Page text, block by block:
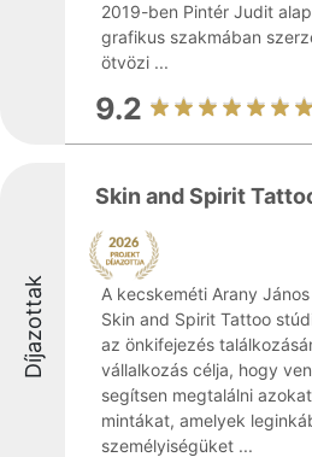
2019-ben Pintér Judit
grafikus szakmában
ötvözi ...
9.2
Díjazottak
Skin and Spirit
A kecskeméti Arany
Skin and Spirit Tattoo
az önkifejezés
vállalkozás célja, hogy
segítsen megtalálni
mintákat, amelyek
személyiségüket ...